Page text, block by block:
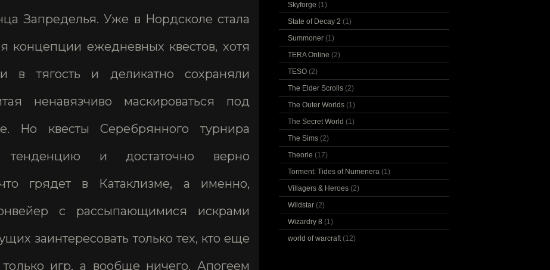
Запределья. Уже в Нордсколе стала
концепции ежедневных квестов, хотя
тягость и деликатно сохраняли
ненавязчиво маскироваться под
Но квесты Серебрянного турнира
тенденцию и достаточно верно
что грядет в Катаклизме, а именно,
с рассыпающимися искрами
заинтересовать только тех, кто еще
игр, а вообще ничего. Апогеем
Skyforge (1)
State of Decay 2 (1)
Summoner (1)
TERA Online (2)
TESO (2)
The Elder Scrolls (2)
The Outer Worlds (1)
The Secret World (1)
The Sims (2)
Theorie (17)
Torment: Tides of Numenera (1)
Villagers & Heroes (2)
Wildstar (2)
Wizardry 8 (1)
world of warcraft (12)